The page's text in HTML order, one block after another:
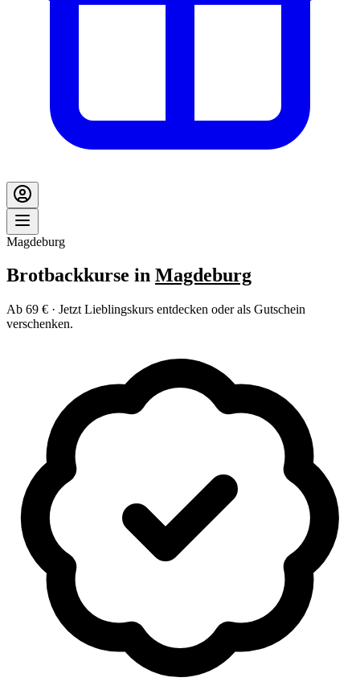
Magdeburg
Brotbackkurse in Magdeburg
Ab 69 € · Jetzt Lieblingskurs entdecken oder als Gutschein
verschenken.